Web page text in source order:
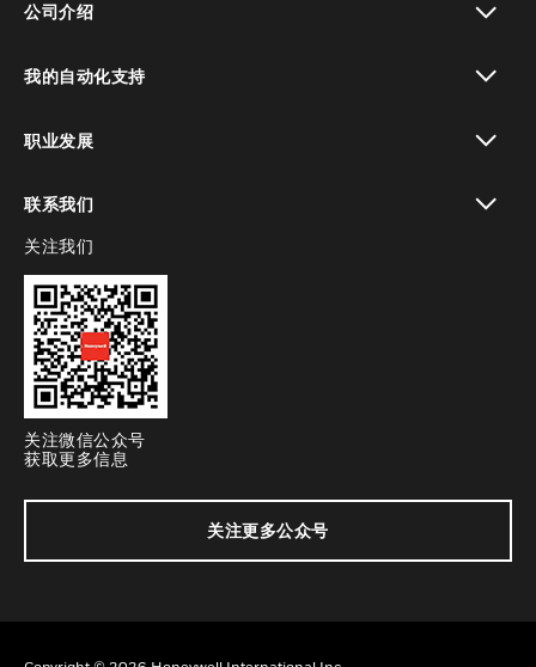
公司介绍
我的自动化支持
职业发展
联系我们
toggle view
关注我们
关注微信公众号
获取更多信息
关注更多公众号